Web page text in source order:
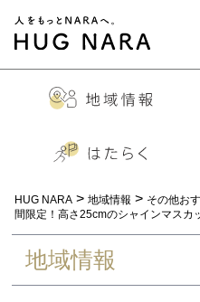
HUG NARA > 地域情報 > その他お
間限定！高さ25cmのシャインマスカ
地域情報